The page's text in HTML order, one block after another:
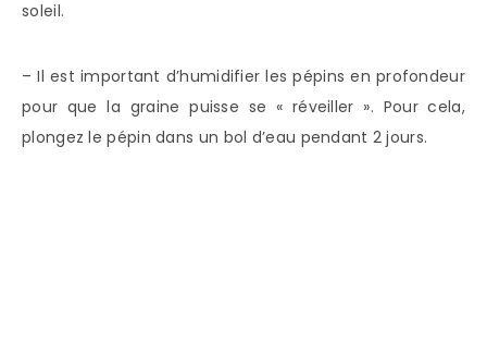
soleil.
– Il est important d’humidifier les pépins en profondeur
pour que la graine puisse se « réveiller ». Pour cela,
plongez le pépin dans un bol d’eau pendant 2 jours.